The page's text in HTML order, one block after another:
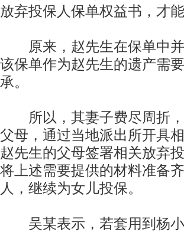
放弃投保人保单权益书，才能
原来，赵先生在保单中并
该保单作为赵先生的遗产需
承。
所以，其妻子费尽周折，
父母，通过当地派出所开具
赵先生的父母签署相关放弃
将上述需要提供的材料准备
人，继续为女儿投保。
吴某表示，若套用到杨小